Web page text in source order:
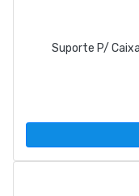
Suporte P/